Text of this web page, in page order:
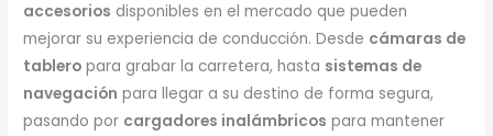
accesorios disponibles en el mercado que pueden
mejorar su experiencia de conducción. Desde cámaras de
tablero para grabar la carretera, hasta sistemas de
navegación para llegar a su destino de forma segura,
pasando por cargadores inalámbricos para mantener